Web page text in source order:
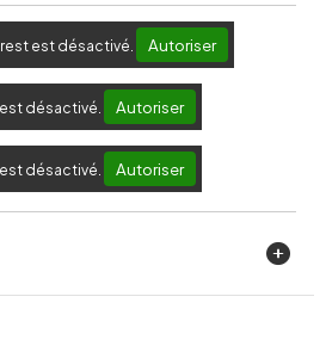
est désactivé. Autoriser
désactivé. Autoriser
désactivé. Autoriser